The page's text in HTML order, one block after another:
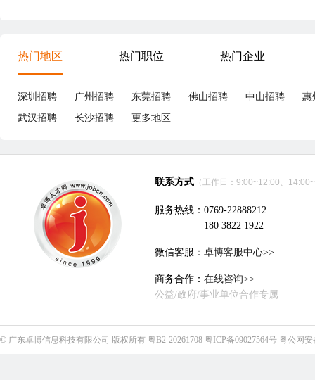
热门地区 热门职位 热门企业
深圳招聘 广州招聘 东莞招聘 佛山招聘 中山招聘
惠
武汉招聘
长沙招聘 更多地区
联系方式 （工作日：9:00~12:00、
服务热线：0769-22888212
180 3822 1922
微信客服： 卓博客服中心>>
商务合作： 在线咨询>>
公益/政府/事业单位合作专属
© 广东卓博信息科技有限公司 版权所有 粤B2-20261708 粤ICP备09027564号 粤公网安